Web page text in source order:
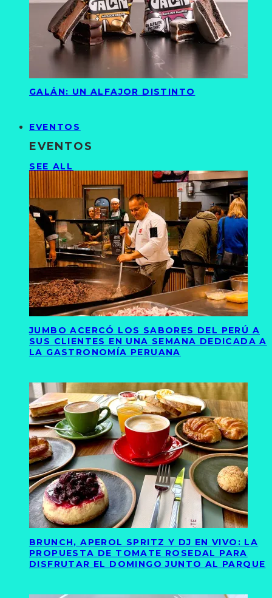
GALÁN: UN ALFAJOR DISTINTO
EVENTOS
EVENTOS
SEE ALL
JUMBO ACERCÓ LOS SABORES DEL PERÚ A
SUS CLIENTES EN UNA SEMANA DEDICADA A
LA GASTRONOMÍA PERUANA
BRUNCH, APEROL SPRITZ Y DJ EN VIVO: LA
PROPUESTA DE TOMATE ROSEDAL PARA
DISFRUTAR EL DOMINGO JUNTO AL PARQUE